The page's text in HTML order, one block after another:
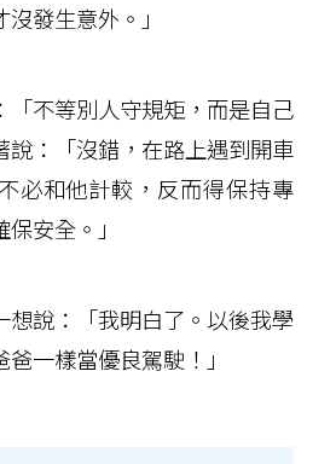
發生意外。」
不等別人守規矩，而是自己
說：「沒錯，在路上遇到開車
必和他計較，反而得保持專
安全。」
說：「我明白了。以後我學
一樣當優良駕駛！」